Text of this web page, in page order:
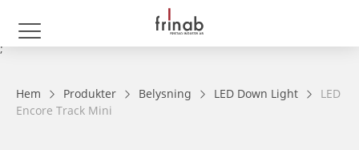
;
Hem Produkter Belysning LED Down Light
LED
Encore Track Mini